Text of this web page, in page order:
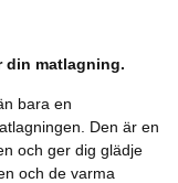
din matlagning.
bara en
Den är en
och ger dig glädje
och de varma